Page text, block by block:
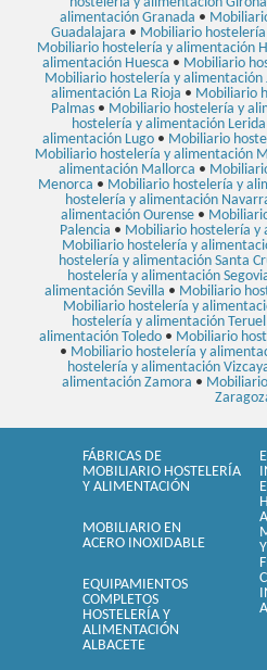
alimentación Granada •
Guadalajara • Mobiliario
Mobiliario hostelería y alimentación
alimentación Huesca • Mobiliario
Mobiliario hostelería y alimentación
alimentación La Rioja • Mobiliario
Palmas • Mobiliario hostelería y
hostelería y alimentación Lerida
alimentación Lugo• Mobiliario
Mobiliario hostelería y alimentación
alimentación Mallorca •
Menorca • Mobiliario hostelería y
hostelería y alimentación
alimentación Ourense•
Palencia • Mobiliario hostelería y
Mobiliario hostelería y
hostelería y alimentación Santa
hostelería y alimentación
alimentación Sevilla • Mobiliario
Mobiliario hostelería y
hostelería y alimentación Teruel
alimentación Toledo• Mobiliario
• Mobiliario hostelería y
hostelería y alimentación
alimentación Zamora •
FÁBRICAS DE
MOBILIARIO HOSTELERÍA
Y ALIMENTACIÓN
MOBILIARIO EN
ACERO INOXIDABLE
EQUIPAMIENTOS
COMPLETOS
HOSTELERÍA Y
ALIMENTACIÓN
ALBACETE